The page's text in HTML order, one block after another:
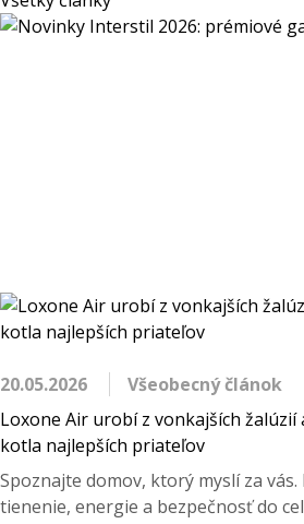
20.05.2026
Všeobecný článok
Loxone Air urobí z vonkajších žalúzií
kotla najlepších priateľov
Spoznajte domov, ktorý myslí za
tienenie, energie a bezpečnosť do